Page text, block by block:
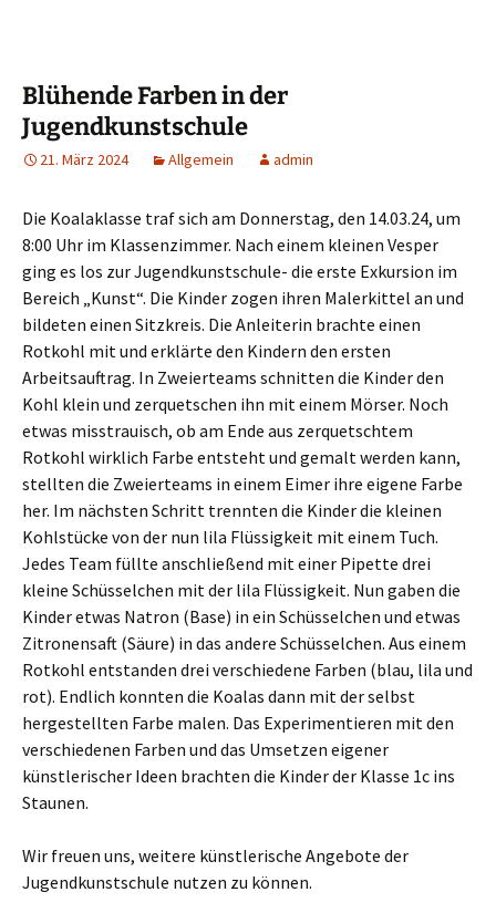
Blühende Farben in der
Jugendkunstschule
21. März 2024 Allgemein admin
Die Koalaklasse traf sich am Donnerstag, den 14.03.24, um
8:00 Uhr im Klassenzimmer. Nach einem kleinen Vesper
ging es los zur Jugendkunstschule- die erste Exkursion im
Bereich „Kunst“. Die Kinder zogen ihren Malerkittel an und
bildeten einen Sitzkreis. Die Anleiterin brachte einen
Rotkohl mit und erklärte den Kindern den ersten
Arbeitsauftrag. In Zweierteams schnitten die Kinder den
Kohl klein und zerquetschen ihn mit einem Mörser. Noch
etwas misstrauisch, ob am Ende aus zerquetschtem
Rotkohl wirklich Farbe entsteht und gemalt werden kann,
stellten die Zweierteams in einem Eimer ihre eigene Farbe
her. Im nächsten Schritt trennten die Kinder die kleinen
Kohlstücke von der nun lila Flüssigkeit mit einem Tuch.
Jedes Team füllte anschließend mit einer Pipette drei
kleine Schüsselchen mit der lila Flüssigkeit. Nun gaben die
Kinder etwas Natron (Base) in ein Schüsselchen und etwas
Zitronensaft (Säure) in das andere Schüsselchen. Aus einem
Rotkohl entstanden drei verschiedene Farben (blau, lila und
rot). Endlich konnten die Koalas dann mit der selbst
hergestellten Farbe malen. Das Experimentieren mit den
verschiedenen Farben und das Umsetzen eigener
künstlerischer Ideen brachten die Kinder der Klasse 1c ins
Staunen.
Wir freuen uns, weitere künstlerische Angebote der
Jugendkunstschule nutzen zu können.